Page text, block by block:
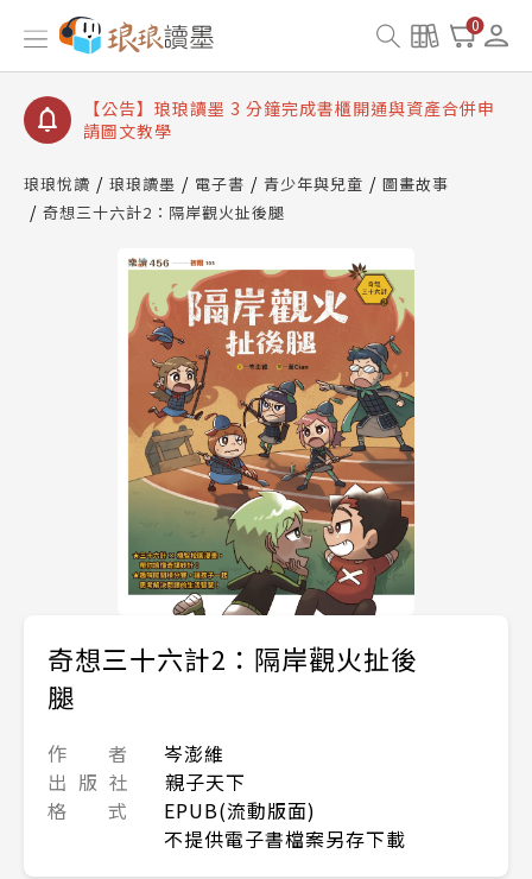
0
【公告】琅琅讀墨數位閱讀資產合併與書櫃開通申請
【公告】琅琅讀墨書櫃開通常見問題
【公告】琅琅讀墨 3 分鐘完成書櫃開通與資產合併申
請圖文教學
查詢
【公告】琅琅讀墨數位閱讀資產合併與書櫃開通申請
琅琅悅讀 琅琅讀墨 電子書 青少年與兒童
圖畫故事
奇想三十六計2：隔岸觀火扯後腿
奇想三十六計2：隔岸觀火扯後
腿
作 者
岑澎維
出 版 社
親子天下
格 式
EPUB(流動版面)
不提供電子書檔案另存下載